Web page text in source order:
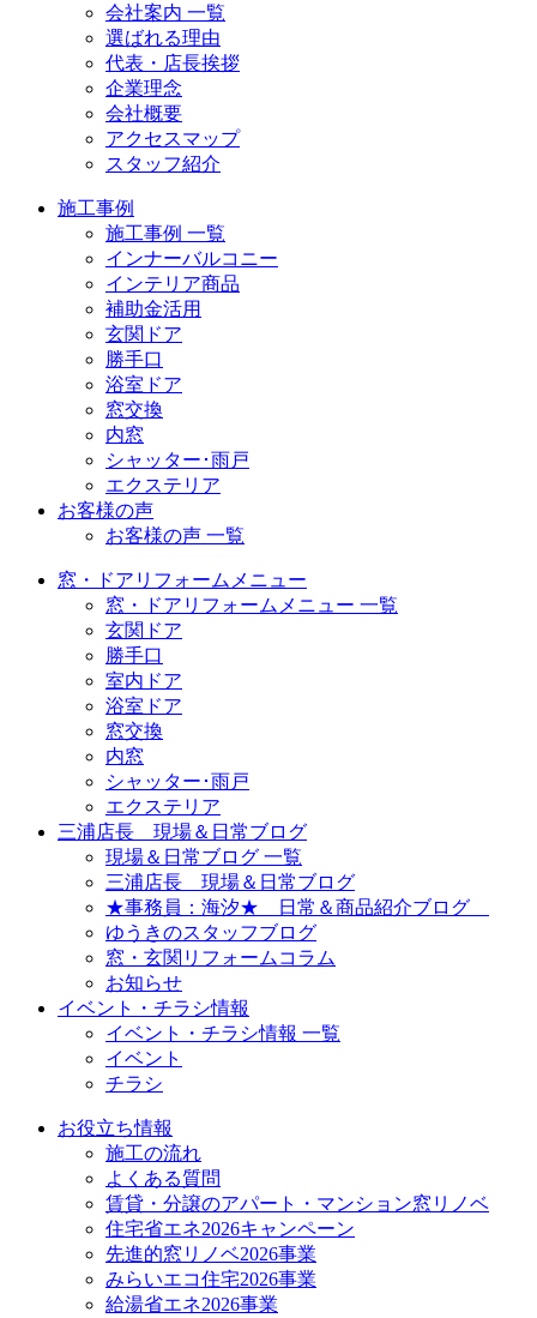
会社案内 一覧
選ばれる理由
代表・店長挨拶
企業理念
会社概要
アクセスマップ
スタッフ紹介
施工事例
施工事例 一覧
インナーバルコニー
インテリア商品
補助金活用
玄関ドア
勝手口
浴室ドア
窓交換
内窓
シャッター･雨戸
エクステリア
お客様の声
お客様の声 一覧
窓・ドアリフォームメニュー
窓・ドアリフォームメニュー 一覧
玄関ドア
勝手口
室内ドア
浴室ドア
窓交換
内窓
シャッター･雨戸
エクステリア
三浦店長 現場＆日常ブログ
現場＆日常ブログ 一覧
三浦店長 現場＆日常ブログ
★事務員：海汐★ 日常＆商品紹介ブログ
ゆうきのスタッフブログ
窓・玄関リフォームコラム
お知らせ
イベント・チラシ情報
イベント・チラシ情報 一覧
イベント
チラシ
お役立ち情報
施工の流れ
よくある質問
賃貸・分譲のアパート・マンション窓リノベ
住宅省エネ2026キャンペーン
先進的窓リノベ2026事業
みらいエコ住宅2026事業
給湯省エネ2026事業